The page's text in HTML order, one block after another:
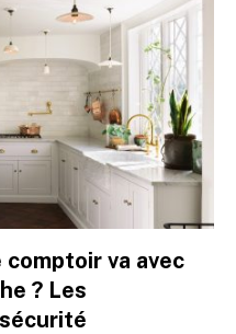
va avec
? Les